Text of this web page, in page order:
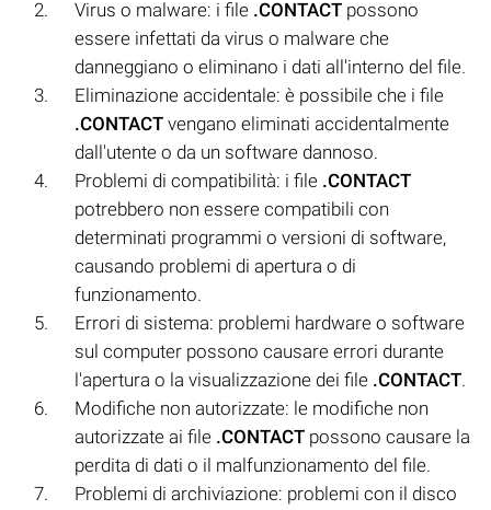
Virus o malware: i file .CONTACT possono
essere infettati da virus o malware che
danneggiano o eliminano i dati all'interno del file.
Eliminazione accidentale: è possibile che i file
.CONTACT vengano eliminati accidentalmente
dall'utente o da un software dannoso.
Problemi di compatibilità: i file .CONTACT
potrebbero non essere compatibili con
determinati programmi o versioni di software,
causando problemi di apertura o di
funzionamento.
Errori di sistema: problemi hardware o software
sul computer possono causare errori durante
l'apertura o la visualizzazione dei file .CONTACT.
Modifiche non autorizzate: le modifiche non
autorizzate ai file .CONTACT possono causare la
perdita di dati o il malfunzionamento del file.
Problemi di archiviazione: problemi con il disco